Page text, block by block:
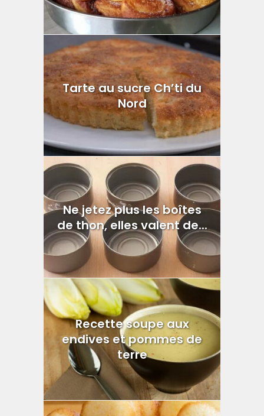
Tarte au sucre Ch’ti du
Nord
Ne jetez plus les boîtes
de thon, elles valent de...
Recette soupe aux
endives et pommes de
terre